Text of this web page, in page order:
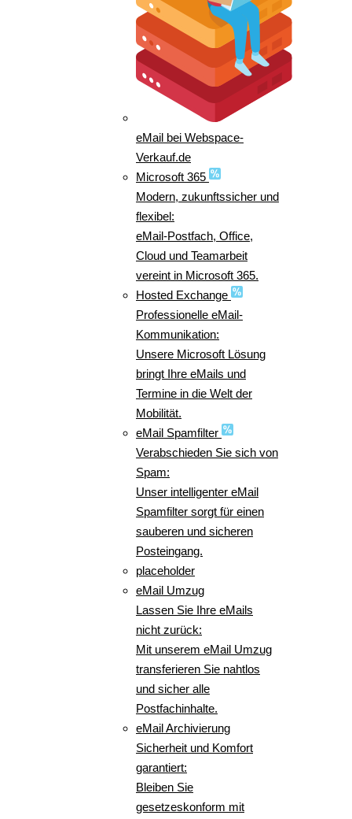
eMail bei Webspace-
Verkauf.de
Microsoft 365
Modern, zukunftssicher und
flexibel:
eMail-Postfach, Office,
Cloud und Teamarbeit
vereint in Microsoft 365.
Hosted Exchange
Professionelle eMail-
Kommunikation:
Unsere Microsoft Lösung
bringt Ihre eMails und
Termine in die Welt der
Mobilität.
eMail Spamfilter
Verabschieden Sie sich von
Spam:
Unser intelligenter eMail
Spamfilter sorgt für einen
sauberen und sicheren
Posteingang.
placeholder
eMail Umzug
Lassen Sie Ihre eMails
nicht zurück:
Mit unserem eMail Umzug
transferieren Sie nahtlos
und sicher alle
Postfachinhalte.
eMail Archivierung
Sicherheit und Komfort
garantiert:
Bleiben Sie
gesetzeskonform mit